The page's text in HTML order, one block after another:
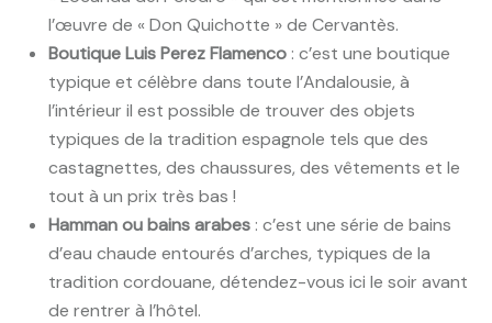
l’œuvre de « Don Quichotte » de Cervantès.
Boutique Luis Perez Flamenco : c’est une boutique
typique et célèbre dans toute l’Andalousie, à
l’intérieur il est possible de trouver des objets
typiques de la tradition espagnole tels que des
castagnettes, des chaussures, des vêtements et le
tout à un prix très bas !
Hamman ou bains arabes : c’est une série de bains
d’eau chaude entourés d’arches, typiques de la
tradition cordouane, détendez-vous ici le soir avant
de rentrer à l’hôtel.